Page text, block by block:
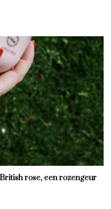
rose, een rozengeur